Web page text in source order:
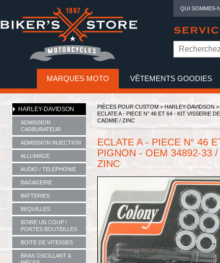
QUI SOMMES-
MARQUES MOTO VÊTEMENTS GOODIES
HARLEY-DAVIDSON
ADMISSION
CARBURATEUR
ADMISSION INJECTION
ALLUMAGE
AUDIO / TELEPHONIE
BAGAGERIE
BATTERIES
BEQUILLES
BOIRE UN COUP !
PORTES BOUTEILLES
BOITE DE VITESSES
BRAS OSCILLANT &
PIÈCES POUR CUSTOM > HARLEY-DAVIDSON >
ECLATE A - PIECE N° 46 ET 64 - KIT VISSERIE
CADMIE / ZINC
ECLATE A - PIECE N° 46
PIGNON - OEM 34892-33
ZINC